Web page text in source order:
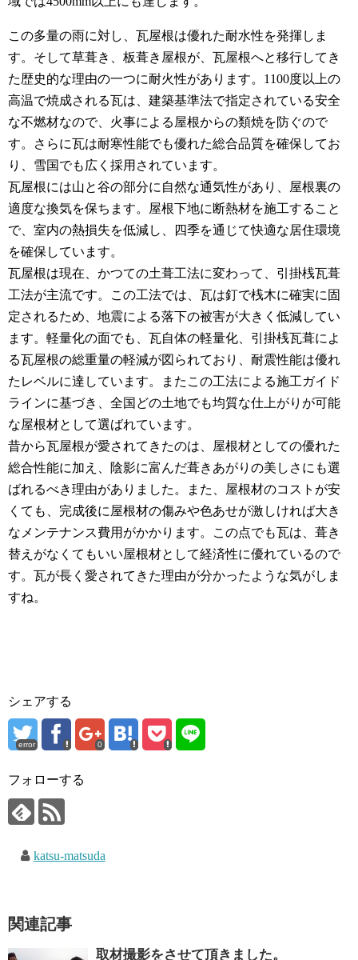
この多量の雨に対し、瓦屋根は優れた耐水性を発揮しま
す。そして草葺き、板葺き屋根が、瓦屋根へと移行してき
た歴史的な理由の一つに耐火性があります。1100度以上の
高温で焼成される瓦は、建築基準法で指定されている安全
な不燃材なので、火事による屋根からの類焼を防ぐので
す。さらに瓦は耐寒性能でも優れた総合品質を確保してお
り、雪国でも広く採用されています。
瓦屋根には山と谷の部分に自然な通気性があり、屋根裏の
適度な換気を保ちます。屋根下地に断熱材を施工すること
で、室内の熱損失を低減し、四季を通じて快適な居住環境
を確保しています。
瓦屋根は現在、かつての土葺工法に変わって、引掛桟瓦葺
工法が主流です。この工法では、瓦は釘で桟木に確実に固
定されるため、地震による落下の被害が大きく低減してい
ます。軽量化の面でも、瓦自体の軽量化、引掛桟瓦葺によ
る瓦屋根の総重量の軽減が図られており、耐震性能は優れ
たレベルに達しています。またこの工法による施工ガイド
ラインに基づき、全国どの土地でも均質な仕上がりが可能
な屋根材として選ばれています。
昔から瓦屋根が愛されてきたのは、屋根材としての優れた
総合性能に加え、陰影に富んだ葺きあがりの美しさにも選
ばれるべき理由がありました。また、屋根材のコストが安
くても、完成後に屋根材の傷みや色あせが激しければ大き
なメンテナンス費用がかかります。この点でも瓦は、葺き
替えがなくてもいい屋根材として経済性に優れているので
す。瓦が長く愛されてきた理由が分かったような気がしま
すね。
シェアする
error 0
フォローする
katsu-matsuda
関連記事
取材撮影をさせて頂きました。